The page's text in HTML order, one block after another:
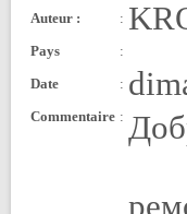
Auteur : :
Pays
:
Date
:
Commentaire :